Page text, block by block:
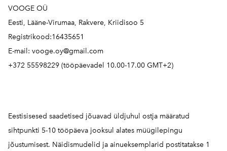
VOOGE OÜ
Eesti, Lääne-Virumaa, Rakvere, Kriidisoo 5
Registrikood:16435651
E-mail: vooge.oy@gmail.com
+372 55598229 (tööpäevadel 10.00-17.00 GMT+2)
Eestisisesed saadetised jõuavad üldjuhul ostja määratud
sihtpunkti 5-10 tööpäeva jooksul alates müügilepingu
jõustumisest. Näidismudelid ja ainueksemplarid postitatakse 1